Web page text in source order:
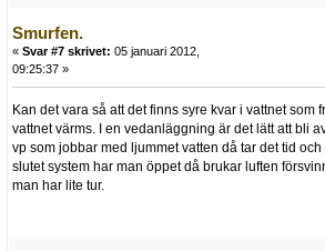
Smurfen.
« Svar #7 skrivet: 05 januari 2012,
09:25:37 »
Kan det vara så att det finns syre kvar i vattnet som
vattnet värms. I en vedanläggning är det lätt att bli
vp som jobbar med ljummet vatten då tar det tid
slutet system har man öppet då brukar luften
man har lite tur.